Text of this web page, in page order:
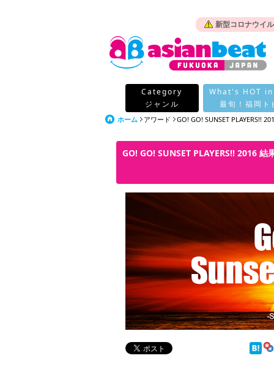
新型コロナウイ
Category
ジャンル
What's HOT
最旬！福岡ト
ホーム アワード GO! GO! SUNSET PLAYERS!!
GO! GO! SUNSET PLAYERS!! 2016 結